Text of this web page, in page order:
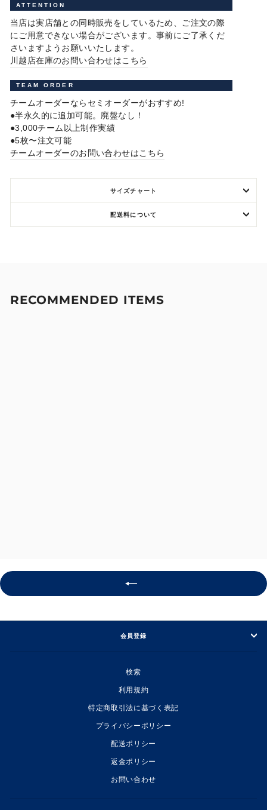
ATTENTION
当店は実店舗との同時販売をしているため、ご注文の際
にご用意できない場合がございます。事前にご了承くだ
さいますようお願いいたします。
川越店在庫のお問い合わせはこちら
TEAM ORDER
チームオーダーならセミオーダーがおすすめ!
●半永久的に追加可能。廃盤なし！
●3,000チーム以上制作実績
●5枚〜注文可能
チームオーダーのお問い合わせはこちら
サイズチャート
配送料について
RECOMMENDED ITEMS
会員登録
検索
利用規約
特定商取引法に基づく表記
プライバシーポリシー
配送ポリシー
返金ポリシー
お問い合わせ